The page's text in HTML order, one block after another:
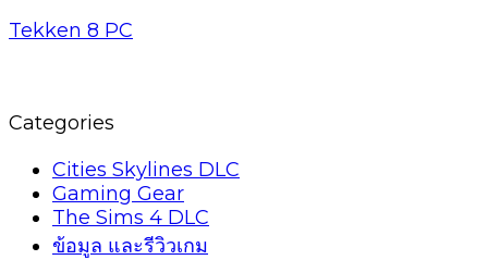
Tekken 8 PC
Categories
Cities Skylines DLC
Gaming Gear
The Sims 4 DLC
ข้อมูล และรีวิวเกม